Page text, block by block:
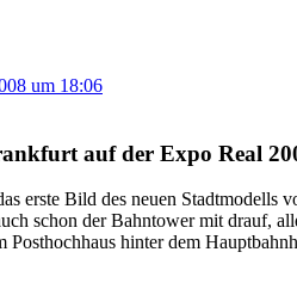
um 18:06
auf der Expo Real
erste Bild des neuen Stadtmodells
schon der Bahntower mit drauf,
Posthochhaus hinter dem